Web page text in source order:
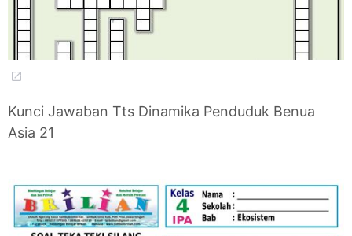
Kunci Jawaban Tts Dinamika Penduduk Benua
Asia 21